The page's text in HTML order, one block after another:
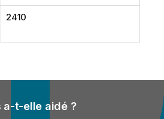
2410
a-t-elle aidé ?